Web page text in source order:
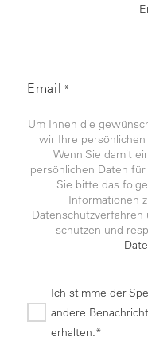
Email *
Um Ihnen die
wir Ihre
Wenn Sie damit
persönlichen Daten
Sie bitte das
Informationen
schützen und
Ich stimme der
andere
erhalten.*